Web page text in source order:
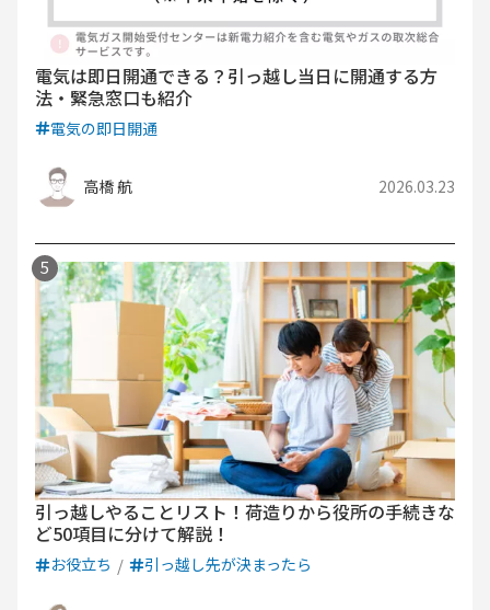
電気は即日開通できる？引っ越し当日に開通する方
法・緊急窓口も紹介
電気の即日開通
高橋 航 2026.03.23
引っ越しやることリスト！荷造りから役所の手続きな
ど50項目に分けて解説！
お役立ち 引っ越し先が決まったら